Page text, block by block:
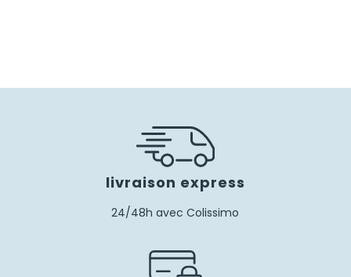
livraison express
24/48h avec Colissimo